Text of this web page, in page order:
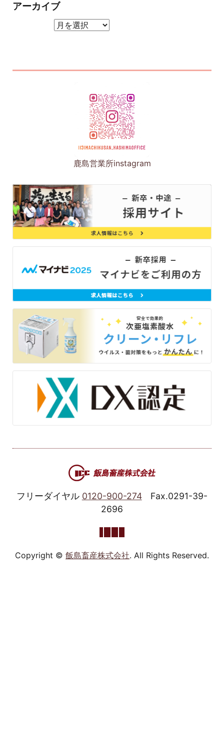
アーカイブ
鹿島営業所instagram
フリーダイヤル 0120-900-274
Fax.0291-39-
2696
Copyright © 飯島畜産株式会社. All Rights Reserved.